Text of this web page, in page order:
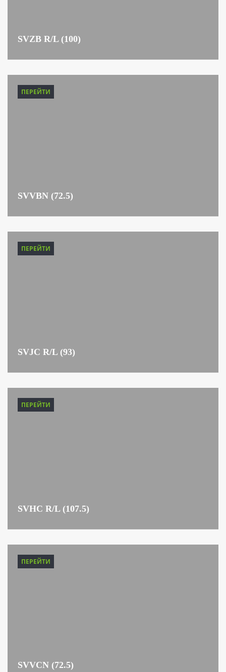
SVZB R/L (100)
ПЕРЕЙТИ
SVVBN (72.5)
ПЕРЕЙТИ
SVJC R/L (93)
ПЕРЕЙТИ
SVHC R/L (107.5)
ПЕРЕЙТИ
SVVCN (72.5)